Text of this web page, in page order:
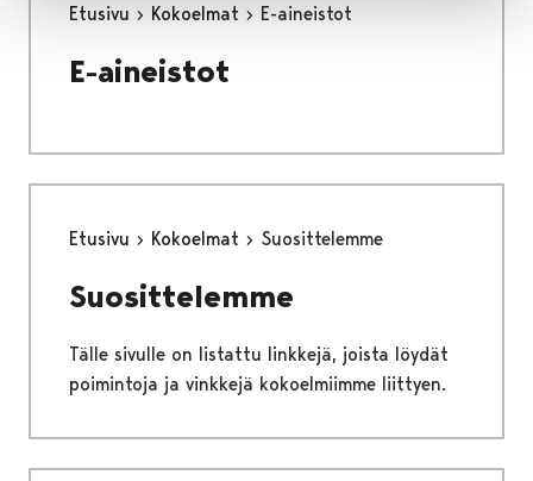
Etusivu Kokoelmat E-aineistot
E-aineistot
Etusivu Kokoelmat Suosittelemme
Suosittelemme
Tälle sivulle on listattu linkkejä, joista löydät
poimintoja ja vinkkejä kokoelmiimme liittyen.